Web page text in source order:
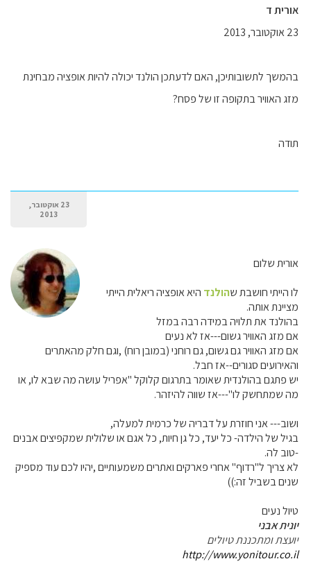
אורית ד
23 אוקטובר, 2013
בהמשך לתשובותיכן, האם לדעתכן הולנד יכולה להיות אופציה מבחינת
מזג האוויר בתקופה זו של פסח?
תודה
23 אוקטובר,
2013
אורית שלום
לו הייתי חושבת שהולנד היא אופציה ריאלית הייתי
מציינת אותה.
בהולנד את תלויה במידה רבה במזל
אם מזג האוויר גשום---אז לא נעים
אם מזג האוויר גם גשום, גם רוחני (במובן רוח) ,וגם חלק מהאתרים
והאירועים סגורים--אז חבל.
יש פתגם בהולנדית שאומר בתרגום קלוקל "אפריל עושה מה שבא לו, או
מה שמתחשק לו"---אז שווה להיזהר.
ושוב--- אני חוזרת על דבריה של כרמית למעלה,
בגיל של הילדה- כל יעד, כל גן חיות, כל אגם או שלולית שמקפיצים אבנים
-טוב לה.
לא צריך ל"רדוף" אחרי פארקים ואתרים משמעותיים ,יהיו לכם עוד מספיק
שנים בשביל זה:))
טיול נעים
יונית אבני
יועצת ומתכננת טיולים
http://www.yonitour.co.il